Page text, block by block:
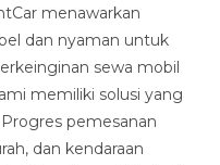
menawarkan
dan nyaman untuk
sewa mobil
memiliki solusi yang
pemesanan
dan kendaraan